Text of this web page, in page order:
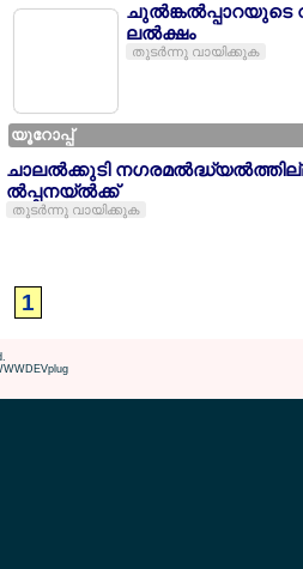
ചുല്‍ങ്കല്‍പ്പാറയുടെ
ലല്‍ക്ഷം
തുടര്‍ന്നു വായിക്കുക
യൂറോപ്പ്
ചാലല്‍ക്കുടി
ല്‍പ്പനയ്ല്‍ക്ക്
തുടര്‍ന്നു വായിക്കുക
1